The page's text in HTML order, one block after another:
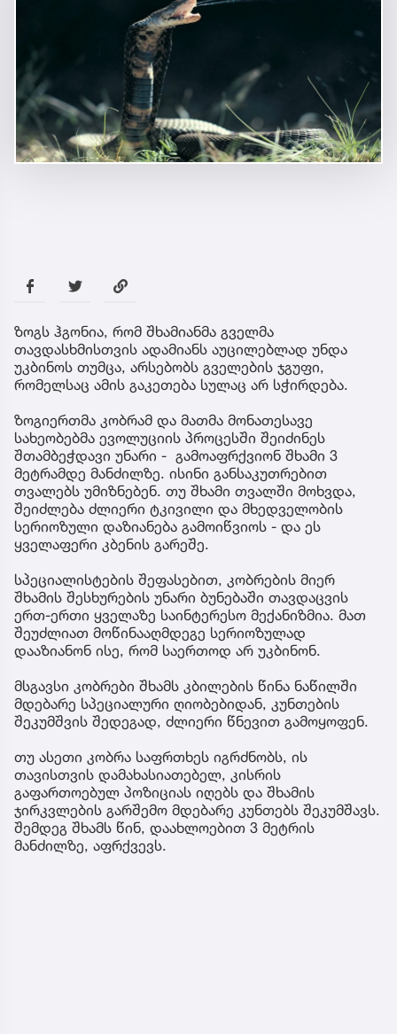
ზოგს ჰგონია, რომ შხამიანმა გველმა
თავდასხმისთვის ადამიანს აუცილებლად უნდა
უკბინოს თუმცა, არსებობს გველების ჯგუფი,
რომელსაც ამის გაკეთება სულაც არ სჭირდება.
ზოგიერთმა კობრამ და მათმა მონათესავე
სახეობებმა ევოლუციის პროცესში შეიძინეს
შთამბეჭდავი უნარი - გამოაფრქვიონ შხამი 3
მეტრამდე მანძილზე. ისინი განსაკუთრებით
თვალებს უმიზნებენ. თუ შხამი თვალში მოხვდა,
შეიძლება ძლიერი ტკივილი და მხედველობის
სერიოზული დაზიანება გამოიწვიოს - და ეს
ყველაფერი კბენის გარეშე.
სპეციალისტების შეფასებით, კობრების მიერ
შხამის შესხურების უნარი ბუნებაში თავდაცვის
ერთ-ერთი ყველაზე საინტერესო მექანიზმია. მათ
შეუძლიათ მოწინააღმდეგე სერიოზულად
დააზიანონ ისე, რომ საერთოდ არ უკბინონ.
მსგავსი კობრები შხამს კბილების წინა ნაწილში
მდებარე სპეციალური ღიობებიდან, კუნთების
შეკუმშვის შედეგად, ძლიერი წნევით გამოყოფენ.
თუ ასეთი კობრა საფრთხეს იგრძნობს, ის
თავისთვის დამახასიათებელ, კისრის
გაფართოებულ პოზიციას იღებს და შხამის
ჯირკვლების გარშემო მდებარე კუნთებს შეკუმშავს.
შემდეგ შხამს წინ, დაახლოებით 3 მეტრის
მანძილზე, აფრქვევს.